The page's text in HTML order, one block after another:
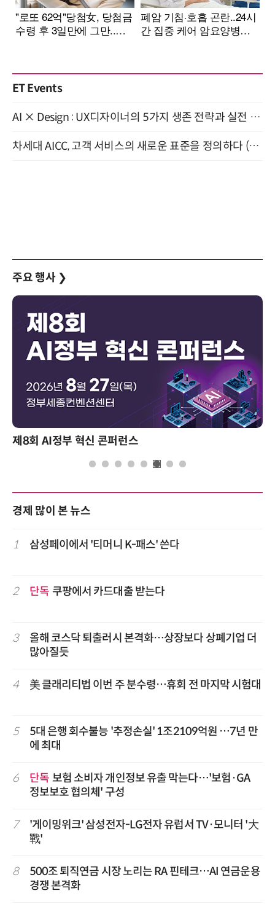
ET Events
AI × Design : UX디자이너의 5가지 생존 전략과 실전 대응 8월 28일 개최
차세대 AICC, 고객 서비스의 새로운 표준을 정의하다 (9/9)
주요 행사 ❯
제8회 AI정부 혁신 콘퍼런스
경제 많이 본 뉴스
1 삼성페이에서 '티머니 K-패스' 쓴다
2 단독 쿠팡에서 카드대출 받는다
3
올해 코스닥 퇴출러시 본격화…상장보다 상폐기업 더
많아질듯
4 美 클래리티법 이번 주 분수령…휴회 전 마지막 시험대
5
5대 은행 회수불능 '추정손실' 1조2109억원 …7년 만
에 최대
6 단독 보험 소비자 개인정보 유출 막는다…'보험·GA
정보보호 협의체' 구성
7
'게이밍위크' 삼성전자-LG전자 유럽서 TV·모니터 '大
戰'
8
500조 퇴직연금 시장 노리는 RA 핀테크…AI 연금운용
경쟁 본격화